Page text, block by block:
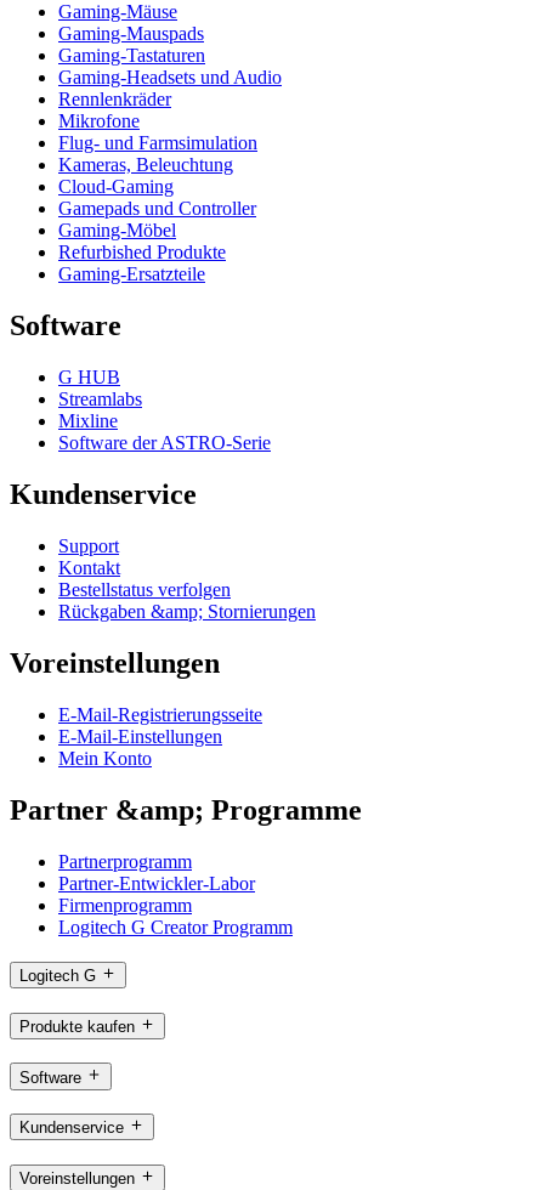
Gaming-Mäuse
Gaming-Mauspads
Gaming-Tastaturen
Gaming-Headsets und Audio
Rennlenkräder
Mikrofone
Flug- und Farmsimulation
Kameras, Beleuchtung
Cloud-Gaming
Gamepads und Controller
Gaming-Möbel
Refurbished Produkte
Gaming-Ersatzteile
Software
G HUB
Streamlabs
Mixline
Software der ASTRO-Serie
Kundenservice
Support
Kontakt
Bestellstatus verfolgen
Rückgaben &amp; Stornierungen
Voreinstellungen
E-Mail-Registrierungsseite
E-Mail-Einstellungen
Mein Konto
Partner &amp; Programme
Partnerprogramm
Partner-Entwickler-Labor
Firmenprogramm
Logitech G Creator Programm
Logitech G
Produkte kaufen
Software
Kundenservice
Voreinstellungen